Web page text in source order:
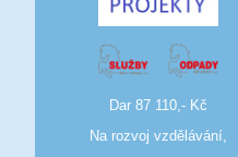
Dar 87 110,- Kč
Na rozvoj vzdělávání,